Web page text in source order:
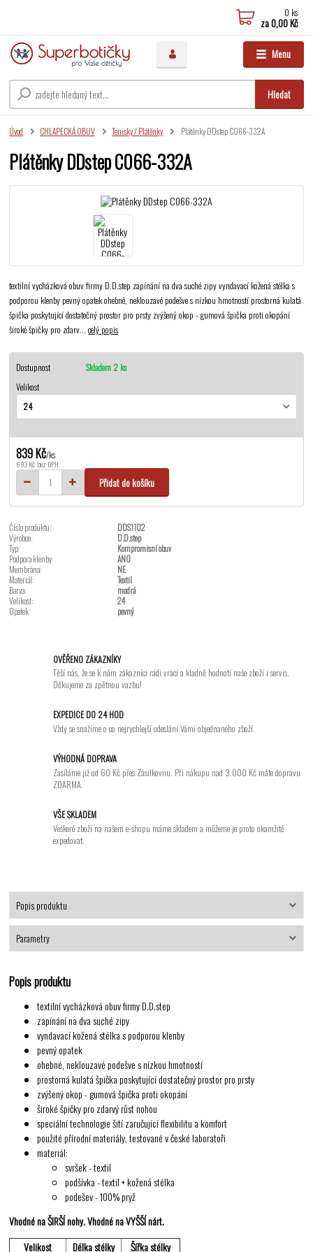
Menu
Hledat
0 ks
za0,00 Kč
Úvod CHLAPECKÁ OBUV Tenisky / Plátěnky Plátěnky DDstep C066-332A
Plátěnky DDstep C066-332A
textilní vycházková obuv firmy D.D.step zapínání na dva suché zipy vyndavací kožená stélka s
podporou klenby pevný opatek ohebné, neklouzavé podešve s nízkou hmotností prostorná kulatá
špička poskytující dostatečný prostor pro prsty zvýšený okop - gumová špička proti okopání
široké špičky pro zdarv...celý popis
Dostupnost
Skladem 2 ks
Velikost
839 Kč/ks
693 Kč bez DPH
Přidat do košíku
Číslo produktu:
DDS1102
Výrobce:
D.D.step
Typ:
Kompromisní obuv
Podpora klenby:
ANO
Membrána:
NE
Materiál:
Textil
Barva:
modrá
Velikost:
24
Opatek:
pevný
OVĚŘENO ZÁKAZNÍKY
Těší nás, že se k nám zákazníci rádi vrací a kladně hodnotí naše zboží i servis.
Děkujeme za zpětnou vazbu!
EXPEDICE DO 24 HOD
Vždy se snažíme o co nejrychlejší odeslání Vámi objednaného zboží.
VÝHODNÁ DOPRAVA
Zasíláme již od 60 Kč přes Zásilkovnu. Při nákupu nad 3.000 Kč máte dopravu
ZDARMA.
VŠE SKLADEM
Veškeré zboží na našem e-shopu máme skladem a můžeme je proto okamžitě
expedovat.
Popis produktu
Parametry
Popis produktu
textilní vycházková obuv firmy D.D.step
zapínání na dva suché zipy
vyndavací kožená stélka s podporou klenby
pevný opatek
ohebné, neklouzavé podešve s nízkou hmotností
prostorná kulatá špička poskytující dostatečný prostor pro prsty
zvýšený okop - gumová špička proti okopání
široké špičky pro zdarvý růst nohou
speciální technologie šití zaručující flexibilitu a komfort
použité přírodní materiály, testované v české laboratoři
materiál:
svršek - textil
podšívka - textil + kožená stélka
podešev - 100% pryž
Vhodné na ŠIRŠÍ nohy. Vhodné na VYŠŠÍ nárt.
Velikost
Délka stélky Šířka stélky